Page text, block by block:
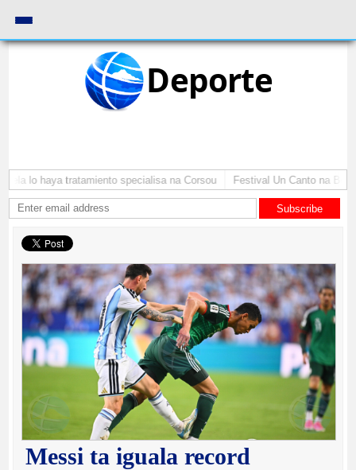
Deporte
lo haya tratamiento specialisa na Corsou Festival Un Canto na
Subscribe
Messi ta iguala record